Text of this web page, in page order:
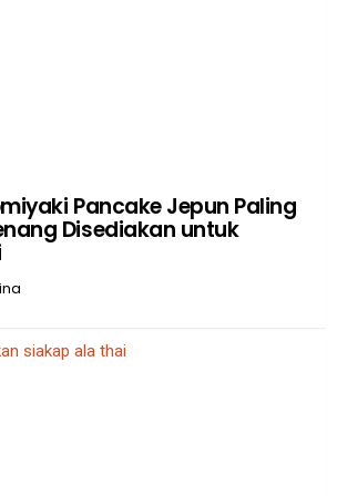
Pancake Jepun Paling
Disediakan untuk